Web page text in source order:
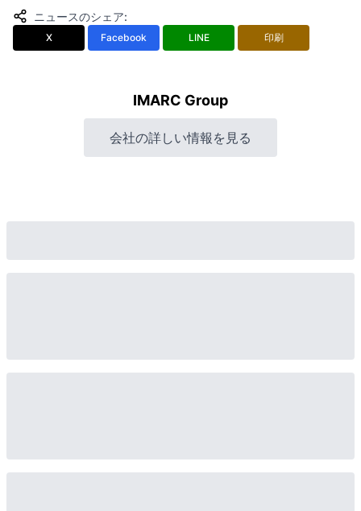
ニュースのシェア:
X Facebook LINE 印刷
IMARC Group
会社の詳しい情報を見る